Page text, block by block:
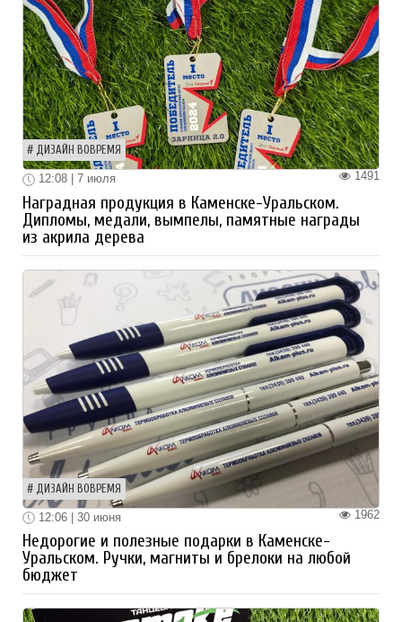
ДИЗАЙН ВОВРЕМЯ
1491
12:08 | 7 июля
Наградная продукция в Каменске-Уральском.
Дипломы, медали, вымпелы, памятные награды
из акрила дерева
ДИЗАЙН ВОВРЕМЯ
1962
12:06 | 30 июня
Недорогие и полезные подарки в Каменске-
Уральском. Ручки, магниты и брелоки на любой
бюджет